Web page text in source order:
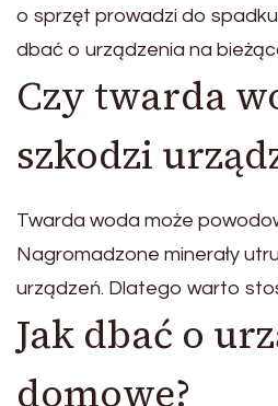
o sprzęt prowadzi do
dbać o urządzenia na
Czy twarda
szkodzi
Twarda woda może
Nagromadzone minerały
urządzeń. Dlatego warto
Jak dbać o
domowe?